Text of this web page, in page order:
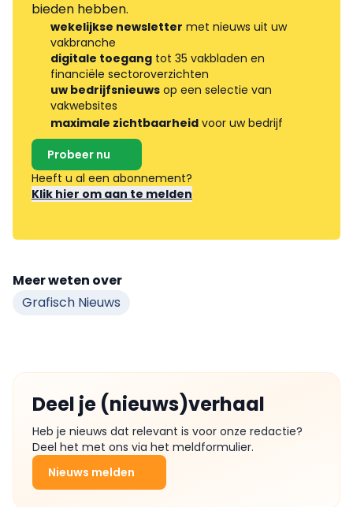
bieden hebben.
wekelijkse newsletter met nieuws uit uw
vakbranche
digitale toegang tot 35 vakbladen en
financiële sectoroverzichten
uw bedrijfsnieuws op een selectie van
vakwebsites
maximale zichtbaarheid voor uw bedrijf
Probeer nu
Heeft u al een abonnement?
Klik hier om aan te melden
Meer weten over
Grafisch Nieuws
Deel je (nieuws)verhaal
Heb je nieuws dat relevant is voor onze redactie?
Deel het met ons via het meldformulier.
Nieuws melden